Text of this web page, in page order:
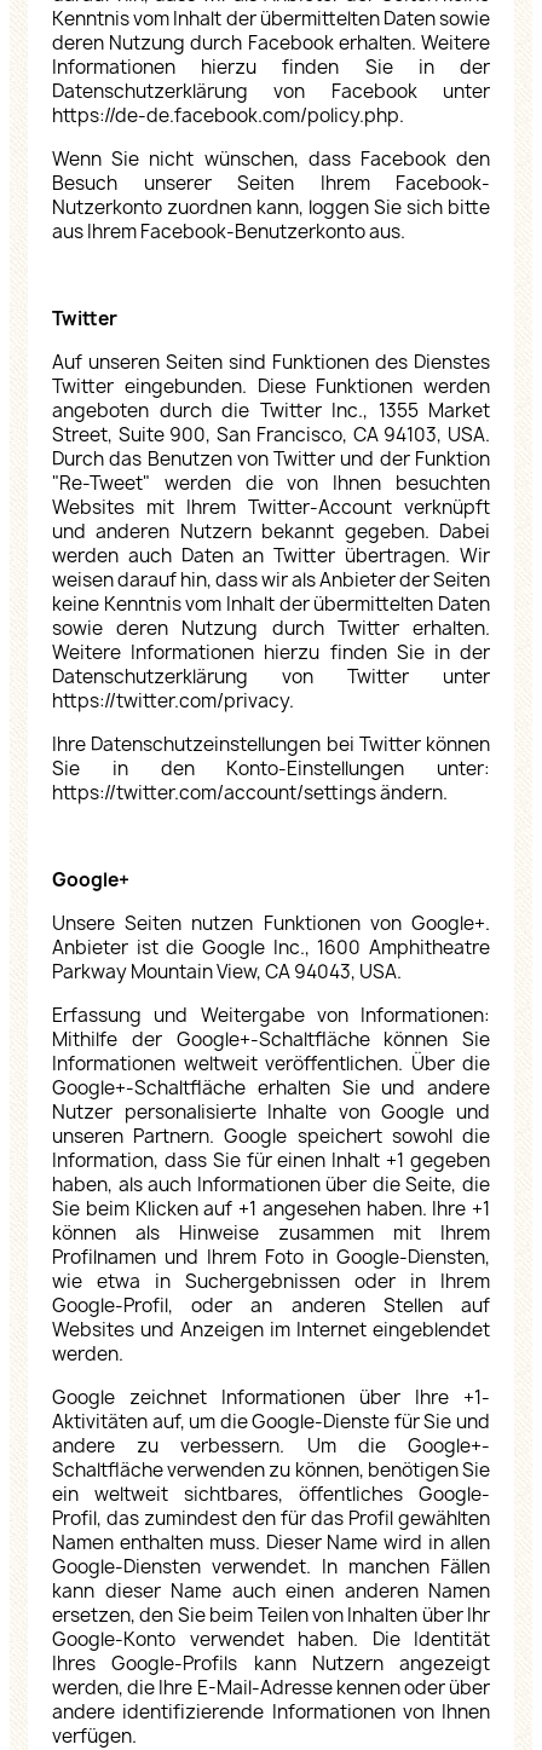
Kenntnis vom Inhalt der übermittelten Daten sowie
deren Nutzung durch Facebook erhalten. Weitere
Informationen hierzu finden Sie in der
Datenschutzerklärung von Facebook unter
https://de-de.facebook.com/policy.php.
Wenn Sie nicht wünschen, dass Facebook den
Besuch unserer Seiten Ihrem Facebook-
Nutzerkonto zuordnen kann, loggen Sie sich bitte
aus Ihrem Facebook-Benutzerkonto aus.
Twitter
Auf unseren Seiten sind Funktionen des Dienstes
Twitter eingebunden. Diese Funktionen werden
angeboten durch die Twitter Inc., 1355 Market
Street, Suite 900, San Francisco, CA 94103, USA.
Durch das Benutzen von Twitter und der Funktion
"Re-Tweet" werden die von Ihnen besuchten
Websites mit Ihrem Twitter-Account verknüpft
und anderen Nutzern bekannt gegeben. Dabei
werden auch Daten an Twitter übertragen. Wir
weisen darauf hin, dass wir als Anbieter der Seiten
keine Kenntnis vom Inhalt der übermittelten Daten
sowie deren Nutzung durch Twitter erhalten.
Weitere Informationen hierzu finden Sie in der
Datenschutzerklärung von Twitter unter
https://twitter.com/privacy.
Ihre Datenschutzeinstellungen bei Twitter können
Sie in den Konto-Einstellungen unter:
https://twitter.com/account/settingsändern.
Google+
Unsere Seiten nutzen Funktionen von Google+.
Anbieter ist die Google Inc., 1600 Amphitheatre
Parkway Mountain View, CA 94043, USA.
Erfassung und Weitergabe von Informationen:
Mithilfe der Google+-Schaltfläche können Sie
Informationen weltweit veröffentlichen. Über die
Google+-Schaltfläche erhalten Sie und andere
Nutzer personalisierte Inhalte von Google und
unseren Partnern. Google speichert sowohl die
Information, dass Sie für einen Inhalt +1 gegeben
haben, als auch Informationen über die Seite, die
Sie beim Klicken auf +1 angesehen haben. Ihre +1
können als Hinweise zusammen mit Ihrem
Profilnamen und Ihrem Foto in Google-Diensten,
wie etwa in Suchergebnissen oder in Ihrem
Google-Profil, oder an anderen Stellen auf
Websites und Anzeigen im Internet eingeblendet
werden.
Google zeichnet Informationen über Ihre +1-
Aktivitäten auf, um die Google-Dienste für Sie und
andere zu verbessern. Um die Google+-
Schaltfläche verwenden zu können, benötigen Sie
ein weltweit sichtbares, öffentliches Google-
Profil, das zumindest den für das Profil gewählten
Namen enthalten muss. Dieser Name wird in allen
Google-Diensten verwendet. In manchen Fällen
kann dieser Name auch einen anderen Namen
ersetzen, den Sie beim Teilen von Inhalten über Ihr
Google-Konto verwendet haben. Die Identität
Ihres Google-Profils kann Nutzern angezeigt
werden, die Ihre E-Mail-Adresse kennen oder über
andere identifizierende Informationen von Ihnen
verfügen.